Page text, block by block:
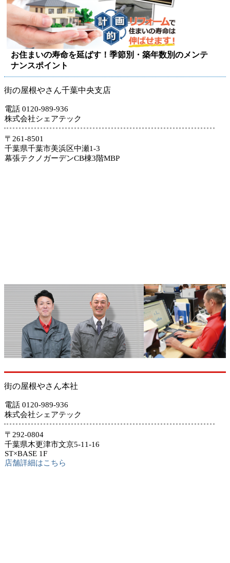
お住まいの寿命を延ばす！季節別・築年数別のメンテ
ナンスポイント
街の屋根やさん千葉中央支店
電話 0120-989-936
株式会社シェアテック
〒261-8501
千葉県千葉市美浜区中瀬1-3
幕張テクノガーデンCB棟3階MBP
街の屋根やさん本社
電話 0120-989-936
株式会社シェアテック
〒292-0804
千葉県木更津市文京5-11-16
ST×BASE 1F
店舗詳細はこちら